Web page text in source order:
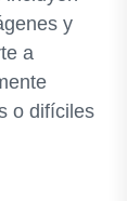
y
a
o difíciles